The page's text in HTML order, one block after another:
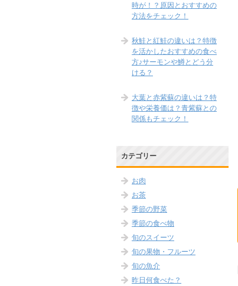
時が！？原因とおすすめの
方法をチェック！
秋鮭と紅鮭の違いは？特徴
を活かしたおすすめの食べ
方♪サーモンや鱒とどう分
ける？
大葉と赤紫蘇の違いは？特
徴や栄養価は？青紫蘇との
関係もチェック！
カテゴリー
お肉
お茶
季節の野菜
季節の食べ物
旬のスイーツ
旬の果物・フルーツ
旬の魚介
昨日何食べた？